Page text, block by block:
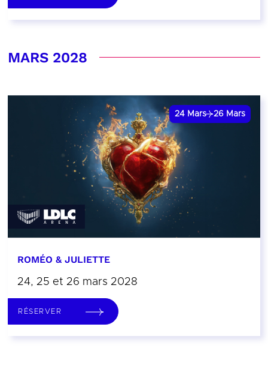
MARS 2028
24 Mars 26 Mars
ROMÉO & JULIETTE
24, 25 et 26 mars 2028
RÉSERVER